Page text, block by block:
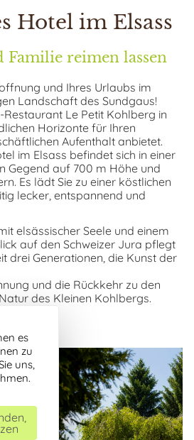
Hotel im Elsass
Familie reimen lassen
und Ihres Urlaubs im
Landschaft des Sundgaus!
Le Petit Kohlberg in
Horizonte für Ihren
Aufenthalt anbietet.
im Elsass befindet sich in einer
Gegend auf 700 m Höhe und
Es lädt Sie zu einer köstlichen
lecker, entspannend und
elsässischer Seele und einem
auf den Schweizer Jura pflegt
drei Generationen, die Kunst der
und die Rückkehr zu den
des Kleinen Kohlbergs.
es
zu
uns,